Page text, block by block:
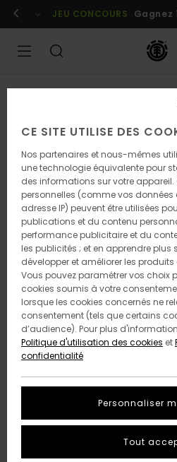
l'information
Se connecter / s'inscrire
JEU CONCOURS Gagnez
CE SITE UTILISE DES
Nos partenaires et nous-mêmes
une technologie équivalente pour
des informations sur votre
personnelles (comme vos
adresse IP) peuvent être utilisées
publications et du contenu
performance publicitaire et du
les publicités ; et en apprendre plus
développer et améliorer les
Vous pouvez paramétrer vos choix
cookies soumis à votre
lorsque les cookies concernés ne
consentement (tels que certains
d’audience). Pour plus
Politique d'utilisation des cookies et
confidentialité
Personnaliser
Tout